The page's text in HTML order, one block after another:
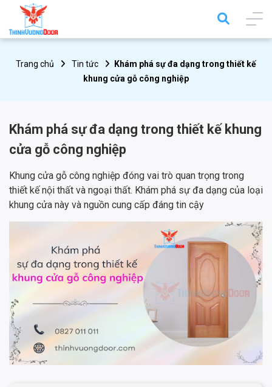
Trang chủ Tin tức
Khám phá sự đa dạng trong thiết kế
khung cửa gỗ công nghiệp
Khám phá sự đa dạng trong thiết kế khung
cửa gỗ công nghiệp
Khung cửa gỗ công nghiệp đóng vai trò quan trọng trong
thiết kế nội thất và ngoại thất. Khám phá sự đa dạng của loại
khung cửa này và nguồn cung cấp đáng tin cậy